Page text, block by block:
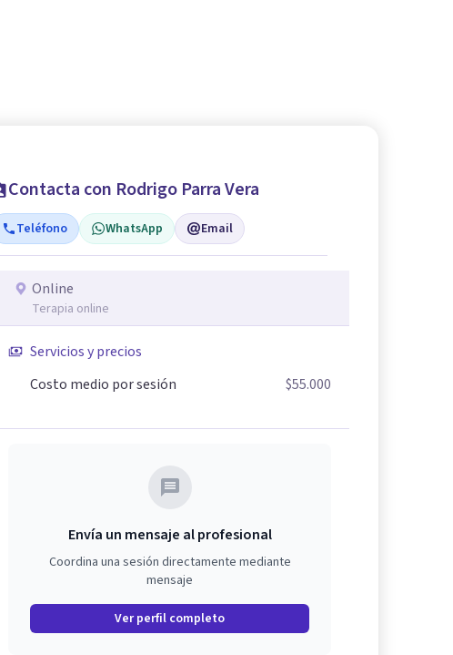
Contacta con Rodrigo Parra Vera
Teléfono WhatsApp Email
Online
Terapia online
Servicios y precios
Costo medio por sesión
$55.000
Envía un mensaje al profesional
Coordina una sesión directamente mediante
mensaje
Ver perfil completo